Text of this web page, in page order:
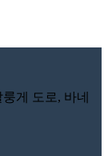
게 도로, 바네